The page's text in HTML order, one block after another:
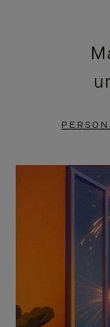
PARA
LO
LO